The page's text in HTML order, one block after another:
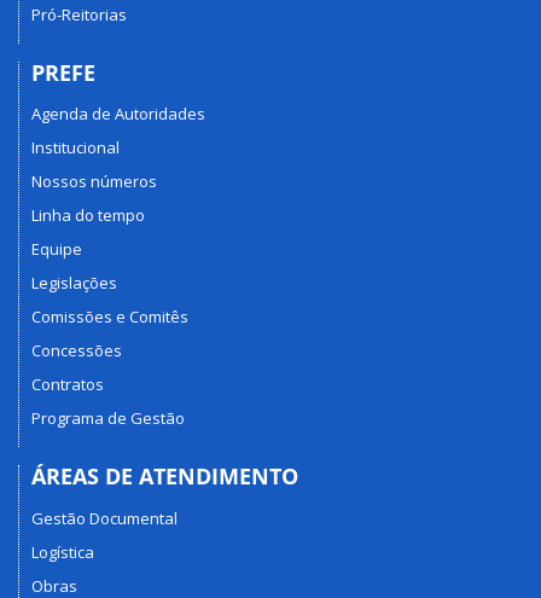
Pró-Reitorias
PREFE
Agenda de Autoridades
Institucional
Nossos números
Linha do tempo
Equipe
Legislações
Comissões e Comitês
Concessões
Contratos
Programa de Gestão
ÁREAS DE ATENDIMENTO
Gestão Documental
Logística
Obras